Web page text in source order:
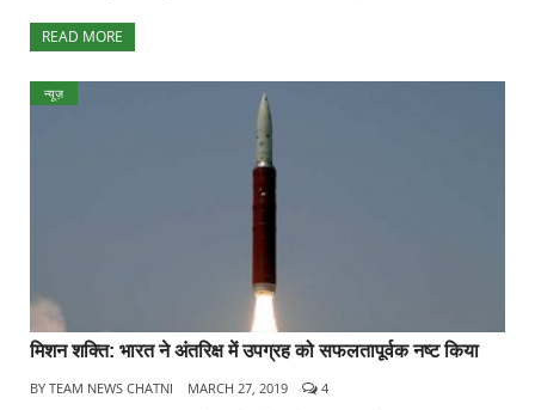
READ MORE
न्यूज़
मिशन शक्ति: भारत ने अंतरिक्ष में उपग्रह को सफलतापूर्वक नष्ट किया
BY TEAM NEWS CHATNI MARCH 27, 2019 4